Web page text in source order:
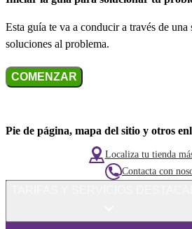
Esta guía te va a conducir a través de una
soluciones al problema.
COMENZAR
Pie de página, mapa del sitio y otros
Localiza tu tienda
Contacta con